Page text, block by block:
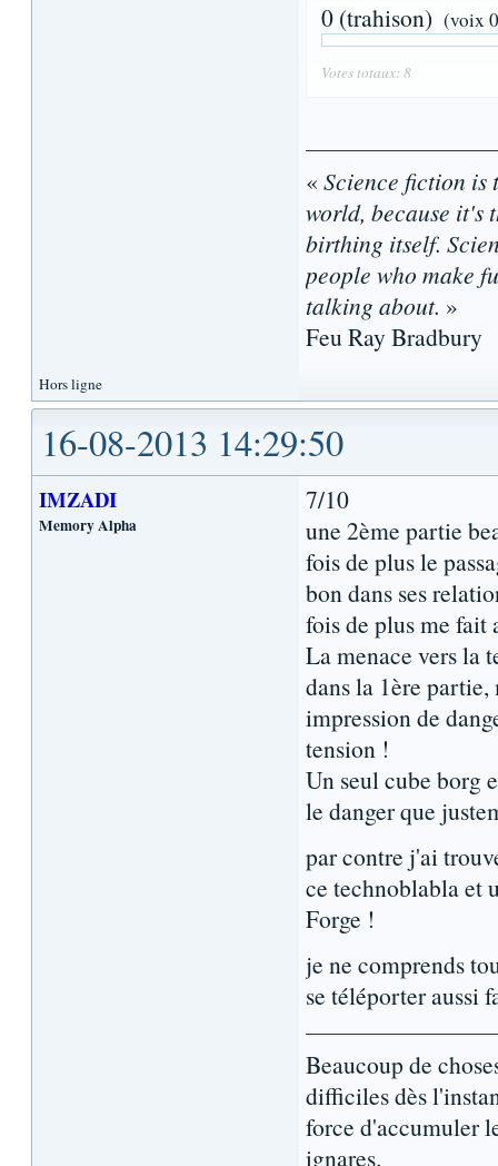
0 (trahison) (voix
Votes totaux: 8
« Science fiction is
world, because it's
birthing itself.
people who make
talking about. »
Feu Ray Bradbury
Hors ligne
16-08-2013 14:29:50
IMZADI
Memory Alpha
7/10
une 2ème partie
fois de plus le
bon dans ses
fois de plus me fait
La menace vers la
dans la 1ère
impression de
tension !
Un seul cube borg
le danger que
par contre j'ai
ce technoblabla et
Forge !
je ne comprends
se téléporter aussi
Beaucoup de
difficiles dès
force d'accumuler
ignares.